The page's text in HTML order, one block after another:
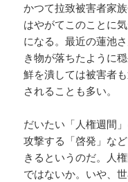
かつて拉致被害者家
はやがてこのことに
になる。最近の蓮池
き物が落ちたように
鮮を潰しては被害者
されることも多い。
だいたい「人権週間
攻撃する「啓発」な
きるというのだ。人
ではないか。いや、